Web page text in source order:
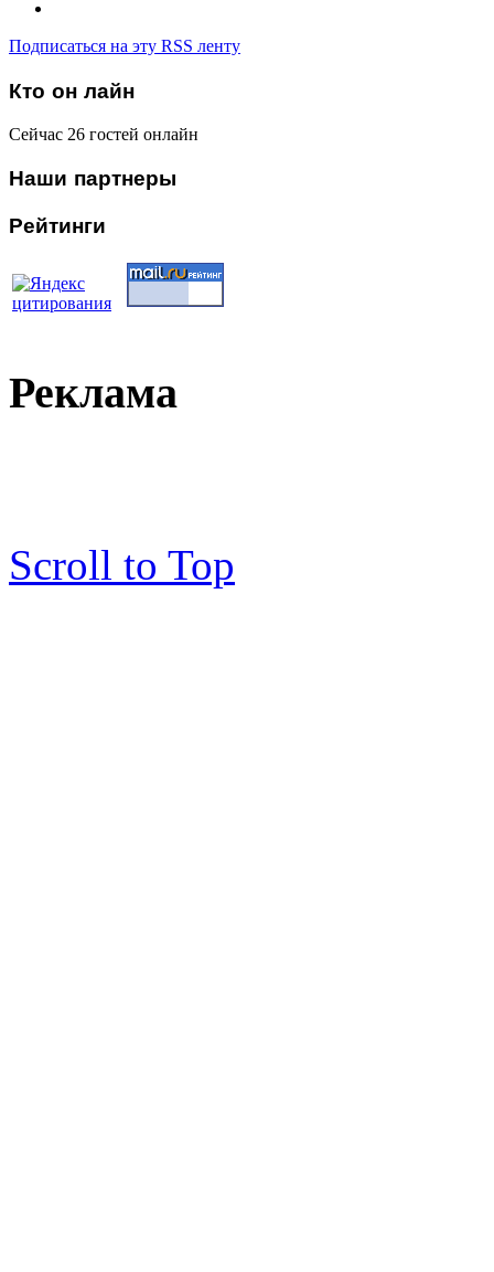
Подписаться на эту RSS ленту
Кто он лайн
Сейчас 26 гостей онлайн
Наши партнеры
Рейтинги
Реклама
Scroll to Top